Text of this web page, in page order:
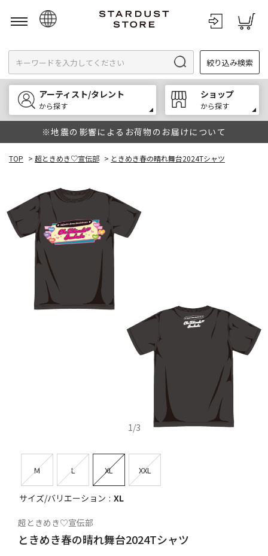
English
한국어
中文
絞り込み検索
アーティスト/タレント
から探す
ショップ
から探す
※地震の影響によるお荷物のお届けについて
TOP > 超ときめき♡宣伝部 > ときめき春の晴れ舞台2024Tシャツ
1/3
M L XL XXL
サイズ/バリエーション XL
超ときめき♡宣伝部
ときめき春の晴れ舞台2024Tシャツ